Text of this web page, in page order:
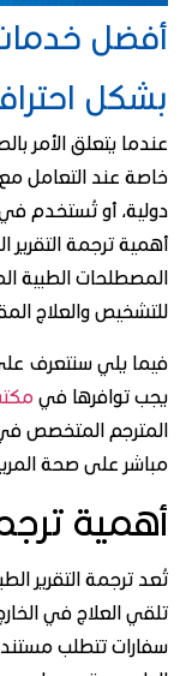
خدمات
يتعلق الأمر
عند التعامل مع
أو تُستخدم في
ترجمة التقرير
الطبية
والعلاج المقترح.
يلي سنتعرف على
توافرها فيمكتب
المتخصص في
على صحة المريض
ترجمة
ترجمة التقرير الطبي
العلاج في الخارج
تتطلب مستندات